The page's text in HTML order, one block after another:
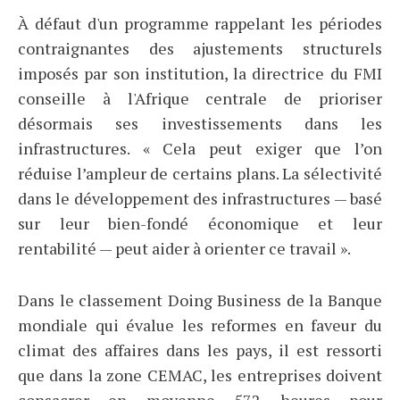
À défaut d'un programme rappelant les périodes
contraignantes des ajustements structurels
imposés par son institution, la directrice du FMI
conseille à l'Afrique centrale de prioriser
désormais ses investissements dans les
infrastructures. « Cela peut exiger que l’on
réduise l’ampleur de certains plans. La sélectivité
dans le développement des infrastructures — basé
sur leur bien-fondé économique et leur
rentabilité — peut aider à orienter ce travail ».
Dans le classement Doing Business de la Banque
mondiale qui évalue les reformes en faveur du
climat des affaires dans les pays, il est ressorti
que dans la zone CEMAC, les entreprises doivent